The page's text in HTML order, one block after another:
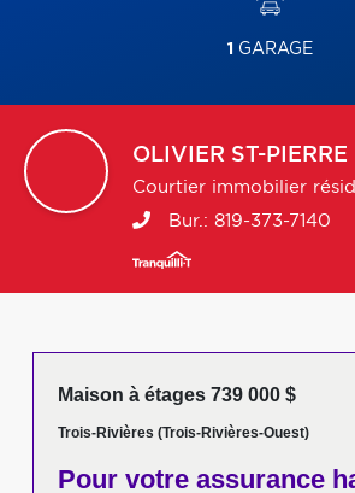
1 GARAGE
OLIVIER ST-PIERRE
Courtier immobilier
Bur.: 819-373-7140
Maison à étages 739 000 $
Trois-Rivières (Trois-Rivières-Ouest)
Pour votreassurance